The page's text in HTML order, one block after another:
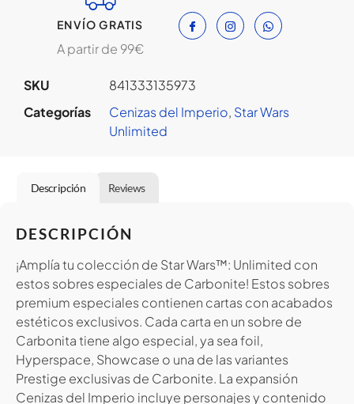
ENVÍO GRATIS
A partir de 99€
SKU
841333135973
Categorías
Cenizas del Imperio, Star Wars
Unlimited
Descripción Reviews
DESCRIPCIÓN
¡Amplía tu colección de Star Wars™: Unlimited con
estos sobres especiales de Carbonite! Estos sobres
premium especiales contienen cartas con acabados
estéticos exclusivos. Cada carta en un sobre de
Carbonita tiene algo especial, ya sea foil,
Hyperspace, Showcase o una de las variantes
Prestige exclusivas de Carbonite. La expansión
Cenizas del Imperio incluye personajes y contenido